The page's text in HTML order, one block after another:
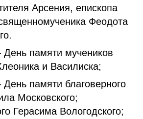
Арсения, епископа
Феодота
памяти мучеников
и Василиска;
памяти благоверного
Московского;
Герасима Вологодского;